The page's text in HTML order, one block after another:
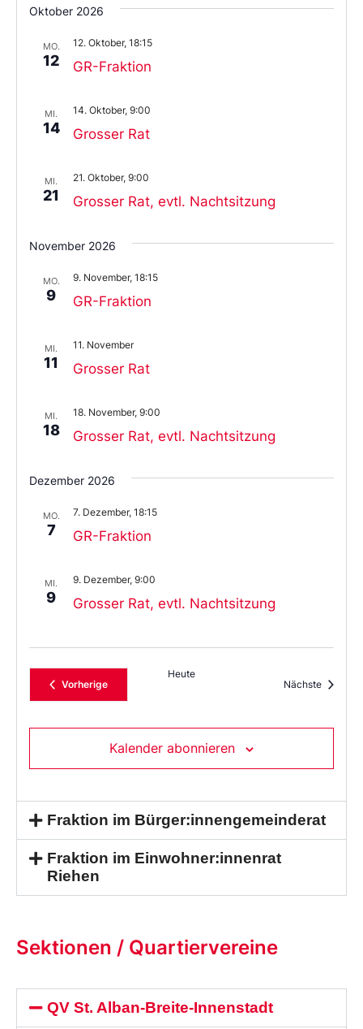
Oktober 2026
MO.
12 GR-Fraktion
12. Oktober, 18:15
MI.
14 Grosser Rat
14. Oktober, 9:00
MI.
21 Grosser Rat, evtl. Nachtsitzung
21. Oktober, 9:00
November 2026
MO.
9 GR-Fraktion
9. November, 18:15
MI.
11 Grosser Rat
11. November
MI.
18 Grosser Rat, evtl. Nachtsitzung
18. November, 9:00
Dezember 2026
MO.
7 GR-Fraktion
7. Dezember, 18:15
MI.
9 Grosser Rat, evtl. Nachtsitzung
9. Dezember, 9:00
VorherigeVeranstaltungen
Heute
Nächste
Kalender abonnieren
Fraktion im Bürger:innengemeinderat
Fraktion im Einwohner:innenrat
Riehen
Sektionen / Quartiervereine
QV St. Alban-Breite-Innenstadt